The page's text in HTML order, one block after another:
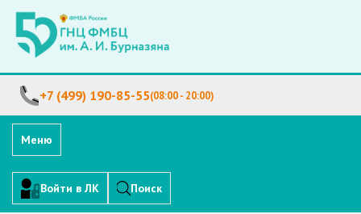
+7 (499) 190-85-55(08:00 - 20:00)
Меню
Войти в ЛК Поиск